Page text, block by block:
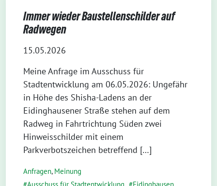
Immer wieder Baustellenschilder auf
Radwegen
15.05.2026
Meine Anfrage im Ausschuss für
Stadtentwicklung am 06.05.2026: Ungefähr
in Höhe des Shisha-Ladens an der
Eidinghausener Straße stehen auf dem
Radweg in Fahrtrichtung Süden zwei
Hinweisschilder mit einem
Parkverbotszeichen betreffend […]
Anfragen, Meinung